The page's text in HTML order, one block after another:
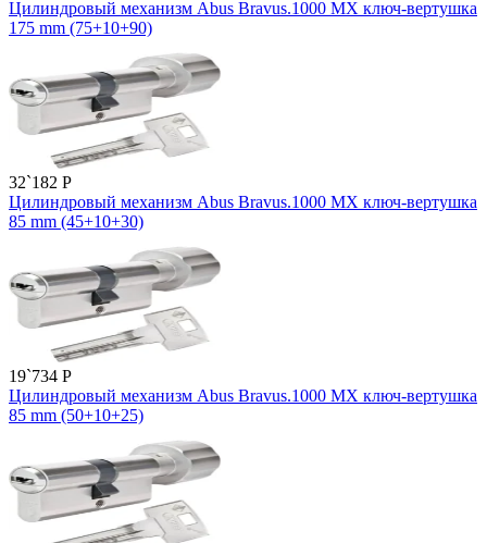
Цилиндровый механизм Abus Bravus.1000 MX ключ-вертушка
175 mm (75+10+90)
32`182 P
Цилиндровый механизм Abus Bravus.1000 MX ключ-вертушка
85 mm (45+10+30)
19`734 P
Цилиндровый механизм Abus Bravus.1000 MX ключ-вертушка
85 mm (50+10+25)